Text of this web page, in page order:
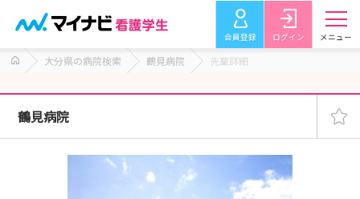
会員登録 ログイン メニュー
大分県の病院検索 鶴見病院 先輩詳細
鶴見病院